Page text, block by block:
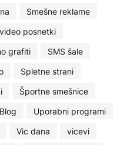
Smešne reklame
posnetki
grafiti
SMS šale
Spletne strani
Športne smešnice
Uporabni programi
Vic dana
vicevi